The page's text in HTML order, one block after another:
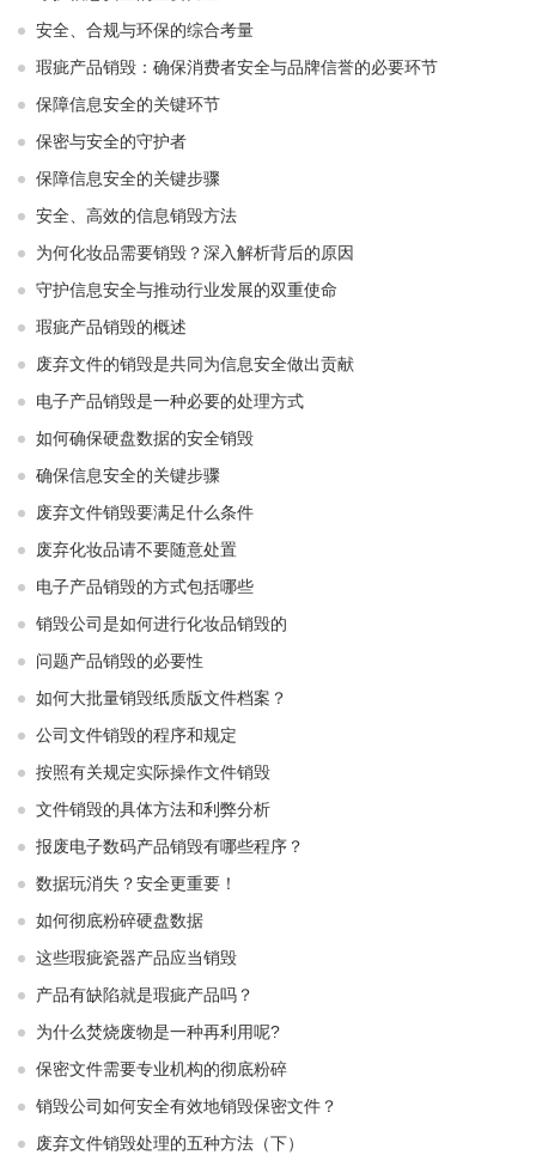
安全、合规与环保的综合考量
瑕疵产品销毁：确保消费者安全与品牌信誉的必要环节
保障信息安全的关键环节
保密与安全的守护者
保障信息安全的关键步骤
安全、高效的信息销毁方法
为何化妆品需要销毁？深入解析背后的原因
守护信息安全与推动行业发展的双重使命
瑕疵产品销毁的概述
废弃文件的销毁是共同为信息安全做出贡献
电子产品销毁是一种必要的处理方式
如何确保硬盘数据的安全销毁
确保信息安全的关键步骤
废弃文件销毁要满足什么条件
废弃化妆品请不要随意处置
电子产品销毁的方式包括哪些
销毁公司是如何进行化妆品销毁的
问题产品销毁的必要性
如何大批量销毁纸质版文件档案？
公司文件销毁的程序和规定
按照有关规定实际操作文件销毁
文件销毁的具体方法和利弊分析
报废电子数码产品销毁有哪些程序？
数据玩消失？安全更重要！
如何彻底粉碎硬盘数据
这些瑕疵瓷器产品应当销毁
产品有缺陷就是瑕疵产品吗？
为什么焚烧废物是一种再利用呢?
保密文件需要专业机构的彻底粉碎
销毁公司如何安全有效地销毁保密文件？
废弃文件销毁处理的五种方法（下）